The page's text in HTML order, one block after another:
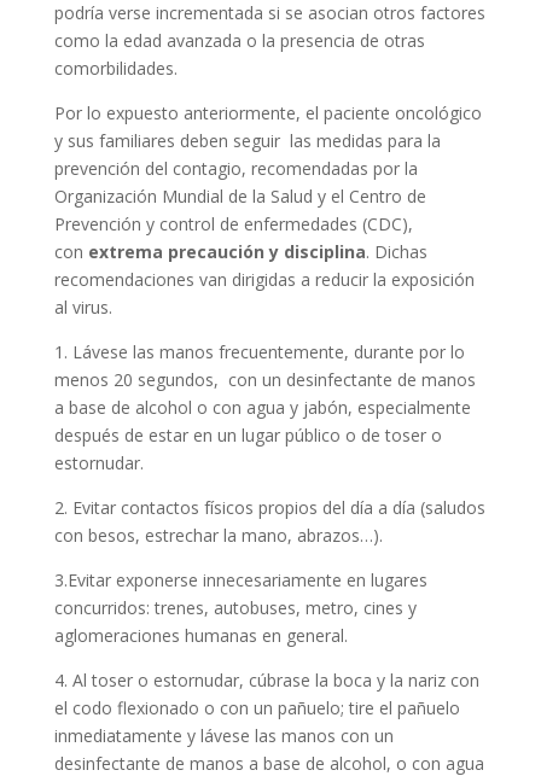
podría verse incrementada si se asocian otros factores
como la edad avanzada o la presencia de otras
comorbilidades.
Por lo expuesto anteriormente, el paciente oncológico
y sus familiares deben seguir las medidas para la
prevención del contagio, recomendadas por la
Organización Mundial de la Salud y el Centro de
Prevención y control de enfermedades (CDC),
con extrema precaución y disciplina. Dichas
recomendaciones van dirigidas a reducir la exposición
al virus.
1. Lávese las manos frecuentemente, durante por lo
menos 20 segundos, con un desinfectante de manos
a base de alcohol o con agua y jabón, especialmente
después de estar en un lugar público o de toser o
estornudar.
2. Evitar contactos físicos propios del día a día (saludos
con besos, estrechar la mano, abrazos…).
3.Evitar exponerse innecesariamente en lugares
concurridos: trenes, autobuses, metro, cines y
aglomeraciones humanas en general.
4. Al toser o estornudar, cúbrase la boca y la nariz con
el codo flexionado o con un pañuelo; tire el pañuelo
inmediatamente y lávese las manos con un
desinfectante de manos a base de alcohol, o con agua